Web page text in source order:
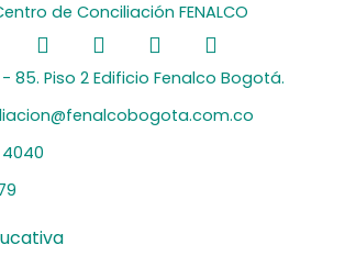
de Conciliación FENALCO
L
i
n
e
d
i
I
n
s
t
a
Y
o
u
u
S
p
o
i
- 85. Piso 2 Edificio Fenalco Bogotá.
4040